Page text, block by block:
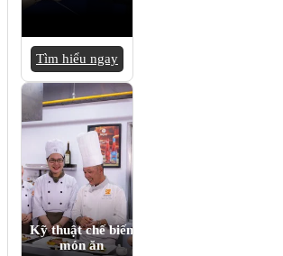
Tìm hiểu ngay
Kỹ thuật chế biến
món ăn